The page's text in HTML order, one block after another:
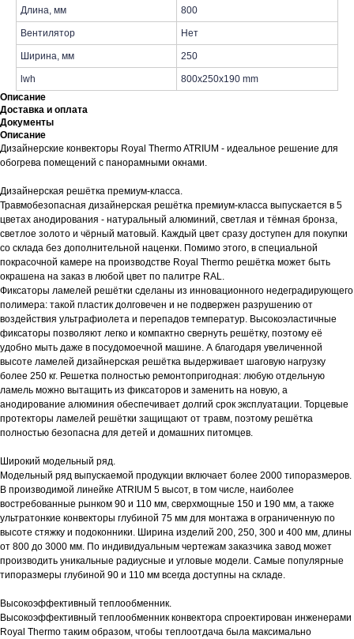
Длина, мм 800
Вентилятор Нет
Ширина, мм 250
lwh
800x250x190 mm
Описание
Доставка и оплата
Документы
Описание
Дизайнерские конвекторы Royal Thermo ATRIUM - идеальное решение для
обогрева помещений c панорамными окнами.
Дизайнерская решётка премиум-класса.
Травмобезопасная дизайнерская решётка премиум-класса выпускается в 5
цветах анодирования - натуральный алюминий, светлая и тёмная бронза,
светлое золото и чёрный матовый. Каждый цвет сразу доступен для покупки
со склада без дополнительной наценки. Помимо этого, в специальной
покрасочной камере на производстве Royal Thermo решётка может быть
окрашена на заказ в любой цвет по палитре RAL.
Фиксаторы ламелей решётки сделаны из инновационного недеградирующего
полимера: такой пластик долговечен и не подвержен разрушению от
воздействия ультрафиолета и перепадов температур. Высокоэластичные
фиксаторы позволяют легко и компактно свернуть решётку, поэтому её
удобно мыть даже в посудомоечной машине. А благодаря увеличенной
высоте ламелей дизайнерская решётка выдерживает шаговую нагрузку
более 250 кг. Решетка полностью ремонтопригодная: любую отдельную
ламель можно вытащить из фиксаторов и заменить на новую, а
анодирование алюминия обеспечивает долгий срок эксплуатации. Торцевые
протекторы ламелей решётки защищают от травм, поэтому решётка
полностью безопасна для детей и домашних питомцев.
Широкий модельный ряд.
Модельный ряд выпускаемой продукции включает более 2000 типоразмеров.
В производимой линейке ATRIUM 5 высот, в том числе, наиболее
востребованные рынком 90 и 110 мм, сверхмощные 150 и 190 мм, а также
ультратонкие конвекторы глубиной 75 мм для монтажа в ограниченную по
высоте стяжку и подоконники. Ширина изделий 200, 250, 300 и 400 мм, длины
от 800 до 3000 мм. По индивидуальным чертежам заказчика завод может
производить уникальные радиусные и угловые модели. Самые популярные
типоразмеры глубиной 90 и 110 мм всегда доступны на складе.
Высокоэффективный теплообменник.
Высокоэффективный теплообменник конвектора спроектирован инженерами
Royal Thermo таким образом, чтобы теплоотдача была максимально